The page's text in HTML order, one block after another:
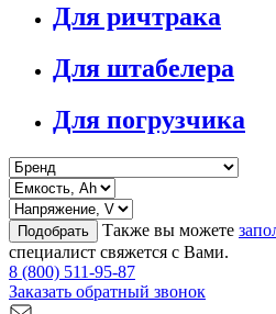
Для ричтрака
Для штабелера
Для погрузчика
Подобрать Также вы можете
специалист свяжется с Вами.
8 (800) 511-95-87
Заказать обратный звонок